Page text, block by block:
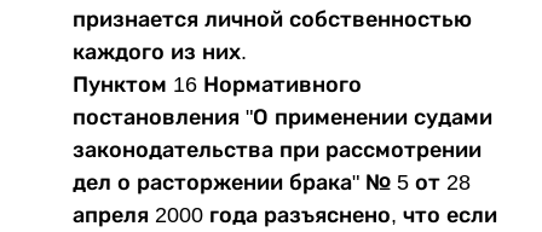
признается личной собственностью
каждого из них.
Пунктом 16 Нормативного
постановления "О применении судами
законодательства при рассмотрении
дел о расторжении брака" № 5 от 28
апреля 2000 года разъяснено, что если